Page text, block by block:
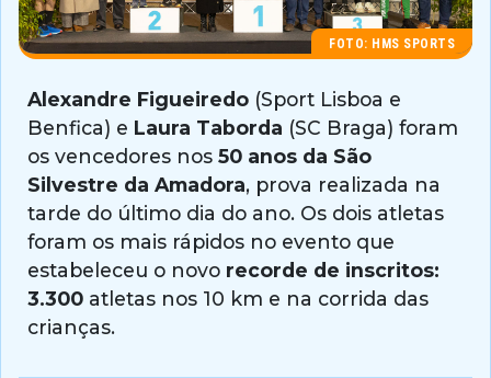
FOTO: HMS SPORTS
Alexandre Figueiredo (Sport Lisboa e
Benfica) e Laura Taborda (SC Braga) foram
os vencedores nos 50 anos da São
Silvestre da Amadora, prova realizada na
tarde do último dia do ano. Os dois atletas
foram os mais rápidos no evento que
estabeleceu o novo recorde de inscritos:
3.300 atletas nos 10 km e na corrida das
crianças.